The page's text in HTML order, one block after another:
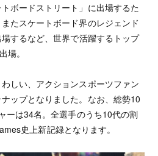
ボードストリート」に出場するた
たスケートボード界のレジェンド
場するなど、世界で活躍するトップ
場。
しい、アクションスポーツファン
ップとなりました。なお、総勢10
ーは34名。全選手のうち10代の割
史上新記録となります。